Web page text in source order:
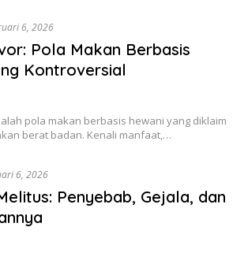
6, 2026
Pola Makan Berbasis
Kontroversial
pola makan berbasis hewani yang diklaim
berat badan. Kenali manfaat,…
6, 2026
Penyebab, Gejala, dan